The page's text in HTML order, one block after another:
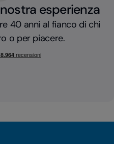
esperienza
40 anni al fianco di chi
o per piacere.